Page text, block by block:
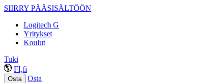
SIIRRY PÄÄSISÄLTÖÖN
Logitech G
Yritykset
Koulut
Tuki
FI,fi
Osta Osta